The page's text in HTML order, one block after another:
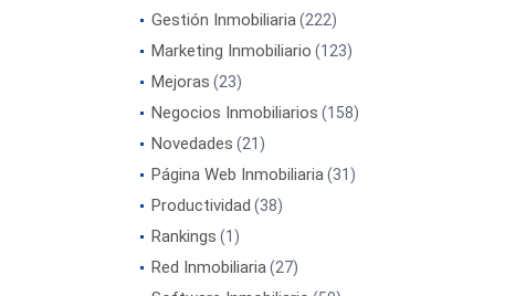
Gestión Inmobiliaria(222)
Marketing Inmobiliario (123)
Mejoras (23)
Negocios Inmobiliarios (158)
Novedades (21)
Página Web Inmobiliaria(31)
Productividad (38)
Rankings (1)
Red Inmobiliaria(27)